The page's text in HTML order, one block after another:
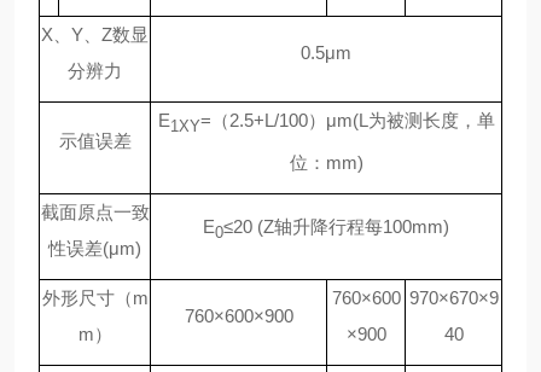
X 、Y、Z数显
分辨力
0.5μm
示值误差
E1XY= （2.5+L/100）μm(L为被测长度，单
位：mm)
截面原点一致
性误差(μm)
E0≤20 (Z轴升降行程每100mm)
外形尺寸（m
m）
760×600×900
760×600
×900
970×670×9
40